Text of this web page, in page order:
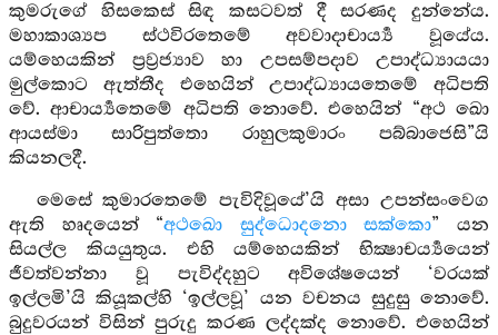
කුමරුගේ හිසකෙස් සිඳ කසටවත් දී සරණද දුන්නේය.
මහාකාශ්‍යප ස්ථවිරතෙමේ අවවාදාචාර්‍ය්‍ය වූයේය.
යම්හෙයකින් ප්‍රව්‍රජ්‍යාව හා උපසම්පදාව උපාද්ධ්‍යායයා
මුල්කොට ඇත්තීද එහෙයින් උපාද්ධ්‍යායතෙමේ අධිපති
වේ. ආචාර්‍ය්‍යතෙමේ අධිපති නොවේ. එහෙයින් “අථ ඛො
ආයස්මා සාරිපුත්තො රාහුලකුමාරං පබ්බාජෙසි”යි
කියනලදී.
මෙසේ කුමාරතෙමේ පැවිදිවූයේ’යි අසා උපන්සංවෙග
ඇති හෘදයෙන් “අථඛො සුද්ධොදනො සක්කො” යන
සියල්ල කියයුතුය. එහි යම්හෙයකින් භික්‍ෂාචර්‍ය්‍යයෙන්
ජීවත්වන්නා වූ පැවිද්දහුට අවිශේෂයෙන් ‘වරයක්
ඉල්ලමි’යි කියූකල්හි ‘ඉල්ලවූ’ යන වචනය සුදුසු නොවේ.
බුදුවරයන් විසින් පුරුදු කරණ ලද්දක්ද නොවේ. එහෙයින්